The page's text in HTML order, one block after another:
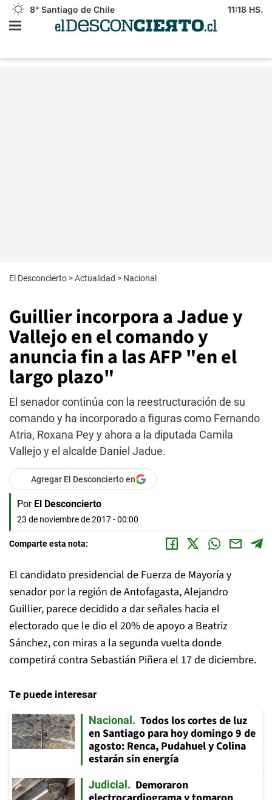
8° Santiago de Chile 11:18 HS.
El Desconcierto >Actualidad > Nacional
Guillier incorpora a Jadue y
Vallejo en el comando y
anuncia fin a las AFP "en el
largo plazo"
El senador continúa con la reestructuración de su
comando y ha incorporado a figuras como Fernando
Atria, Roxana Pey y ahora a la diputada Camila
Vallejo y el alcalde Daniel Jadue.
Agregar El Desconcierto en
Por El Desconcierto
23 de noviembre de 2017 - 00:00
Comparte esta nota:
El candidato presidencial de Fuerza de Mayoría y
senador por la región de Antofagasta, Alejandro
Guillier, parece decidido a dar señales hacia el
electorado que le dio el 20% de apoyo a Beatriz
Sánchez, con miras a la segunda vuelta donde
competirá contra Sebastián Piñera el 17 de diciembre.
Te puede interesar
Nacional
Todos los cortes de luz
en Santiago para hoy domingo 9 de
agosto: Renca, Pudahuel y Colina
estarán sin energía
Judicial
Demoraron